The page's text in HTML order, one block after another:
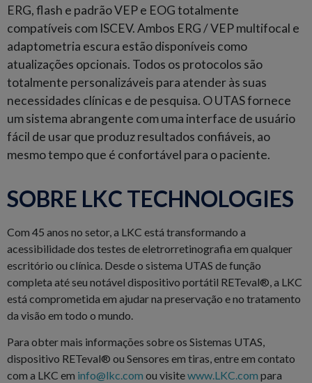
ERG, flash e padrão VEP e EOG totalmente
compatíveis com ISCEV. Ambos ERG / VEP multifocal e
adaptometria escura estão disponíveis como
atualizações opcionais. Todos os protocolos são
totalmente personalizáveis ​​para atender às suas
necessidades clínicas e de pesquisa. O UTAS fornece
um sistema abrangente com uma interface de usuário
fácil de usar que produz resultados confiáveis, ao
mesmo tempo que é confortável para o paciente.
SOBRE LKC TECHNOLOGIES
Com 45 anos no setor, a LKC está transformando a
acessibilidade dos testes de eletrorretinografia em qualquer
escritório ou clínica. Desde o sistema UTAS de função
completa até seu notável dispositivo portátil RETeval®, a LKC
está comprometida em ajudar na preservação e no tratamento
da visão em todo o mundo.
Para obter mais informações sobre os Sistemas UTAS,
dispositivo RETeval® ou Sensores em tiras, entre em contato
com a LKC em info@lkc.com ou visitewww.LKC.com para